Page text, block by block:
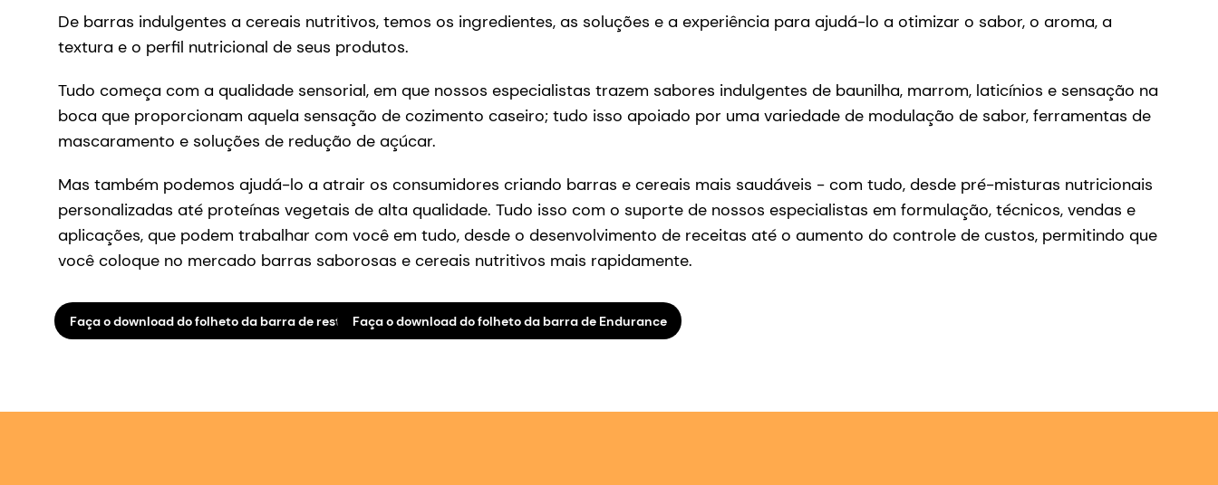
De barras indulgentes a cereais nutritivos, temos os ingredientes, as soluções e a experiência para ajudá-lo a otimizar o sabor, o aroma, a
textura e o perfil nutricional de seus produtos.
Tudo começa com a qualidade sensorial, em que nossos especialistas trazem sabores indulgentes de baunilha, marrom, laticínios e sensação na
boca que proporcionam aquela sensação de cozimento caseiro; tudo isso apoiado por uma variedade de modulação de sabor, ferramentas de
mascaramento e soluções de redução de açúcar.
Mas também podemos ajudá-lo a atrair os consumidores criando barras e cereais mais saudáveis - com tudo, desde pré-misturas nutricionais
personalizadas até proteínas vegetais de alta qualidade. Tudo isso com o suporte de nossos especialistas em formulação, técnicos, vendas e
aplicações, que podem trabalhar com você em tudo, desde o desenvolvimento de receitas até o aumento do controle de custos, permitindo que
você coloque no mercado barras saborosas e cereais nutritivos mais rapidamente.
Faça o download do folheto da barra de restauraçãoFaça o download do folheto da barra de Endurance